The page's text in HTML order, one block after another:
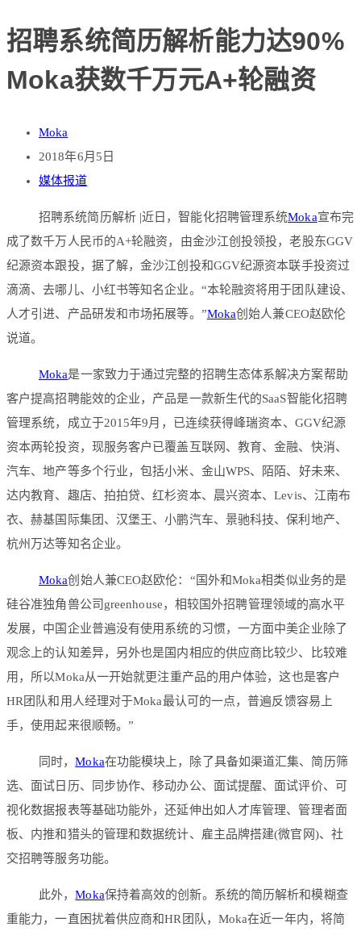
招聘系统简历解析能力达90%
Moka获数千万元A+轮融资
Moka
2018年6月5日
媒体报道
招聘系统简历解析 |近日，智能化招聘管理系统Moka宣布完
成了数千万人民币的A+轮融资，由金沙江创投领投，老股东GGV
纪源资本跟投，据了解，金沙江创投和GGV纪源资本联手投资过
滴滴、去哪儿、小红书等知名企业。“本轮融资将用于团队建设、
人才引进、产品研发和市场拓展等。”Moka创始人兼CEO赵欧伦
说道。
Moka是一家致力于通过完整的招聘生态体系解决方案帮助
客户提高招聘能效的企业，产品是一款新生代的SaaS智能化招聘
管理系统，成立于2015年9月，已连续获得峰瑞资本、GGV纪源
资本两轮投资，现服务客户已覆盖互联网、教育、金融、快消、
汽车、地产等多个行业，包括小米、金山WPS、陌陌、好未来、
达内教育、趣店、拍拍贷、红杉资本、晨兴资本、Levis、江南布
衣、赫基国际集团、汉堡王、小鹏汽车、景驰科技、保利地产、
杭州万达等知名企业。
Moka创始人兼CEO赵欧伦：“国外和Moka相类似业务的是
硅谷准独角兽公司greenhouse，相较国外招聘管理领域的高水平
发展，中国企业普遍没有使用系统的习惯，一方面中美企业除了
观念上的认知差异，另外也是国内相应的供应商比较少、比较难
用，所以Moka从一开始就更注重产品的用户体验，这也是客户
HR团队和用人经理对于Moka最认可的一点，普遍反馈容易上
手，使用起来很顺畅。”
同时，Moka在功能模块上，除了具备如渠道汇集、简历筛
选、面试日历、同步协作、移动办公、面试提醒、面试评价、可
视化数据报表等基础功能外，还延伸出如人才库管理、管理者面
板、内推和猎头的管理和数据统计、雇主品牌搭建(微官网)、社
交招聘等服务功能。
此外，Moka保持着高效的创新。系统的简历解析和模糊查
重能力，一直困扰着供应商和HR团队，Moka在近一年内，将简